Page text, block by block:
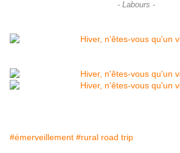
- Labours -
#émerveillement #rural road trip